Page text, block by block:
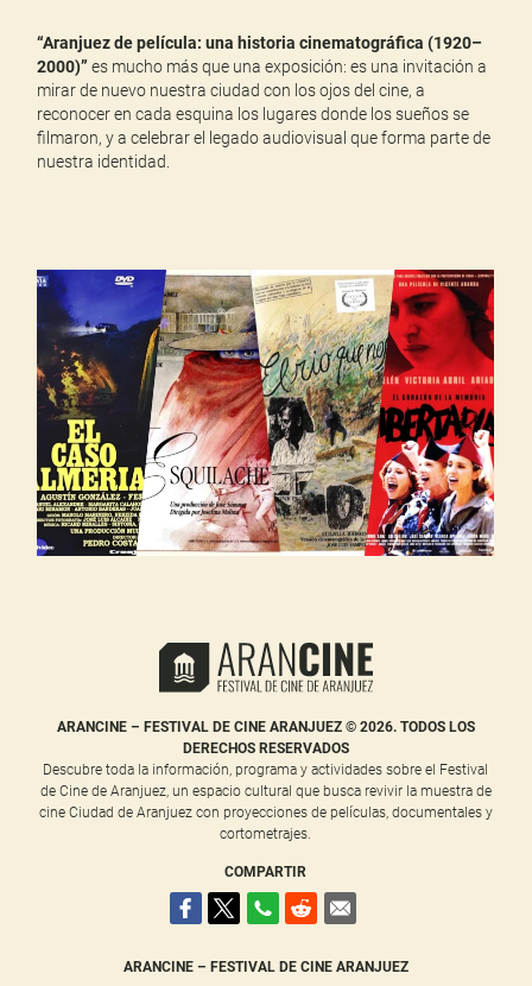
“Aranjuez de película: una historia cinematográfica (1920–
2000)” es mucho más que una exposición: es una invitación a
mirar de nuevo nuestra ciudad con los ojos del cine, a
reconocer en cada esquina los lugares donde los sueños se
filmaron, y a celebrar el legado audiovisual que forma parte de
nuestra identidad.
ARANCINE – FESTIVAL DE CINE ARANJUEZ © 2026. TODOS LOS
DERECHOS RESERVADOS
Descubre toda la información, programa y actividades sobre el Festival
de Cine de Aranjuez, un espacio cultural que busca revivir la muestra de
cine Ciudad de Aranjuez con proyecciones de películas, documentales y
cortometrajes.
COMPARTIR
ARANCINE – FESTIVAL DE CINE ARANJUEZ